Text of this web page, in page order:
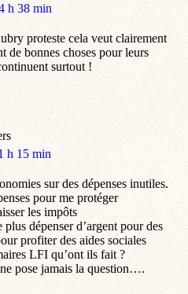
h 38 min
proteste cela veut clairement
de bonnes choses pour leurs
surtout !
h 15 min
sur des dépenses inutiles.
pour me protéger
les impôts
dépenser d’argent pour des
profiter des aides sociales
LFI qu’ont ils fait ?
pose jamais la question….